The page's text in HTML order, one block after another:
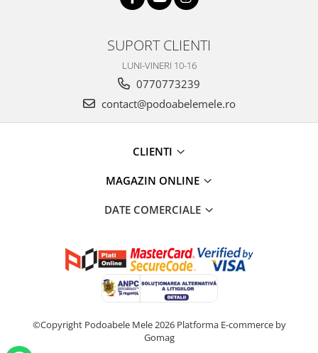
SUPORT CLIENTI
LUNI-VINERI 10-16
0770773239
contact@podoabelemele.ro
CLIENTI
MAGAZIN ONLINE
DATE COMERCIALE
©Copyright Podoabele Mele 2026 Platforma E-commerce by
Gomag